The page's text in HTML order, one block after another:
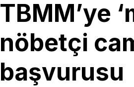
TBMM’ye
nöbetçi
başvurusu